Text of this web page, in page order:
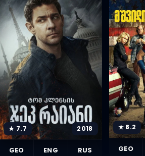
★ 7.7 2018
GEO ENG RUS
★ 8.2
GEO